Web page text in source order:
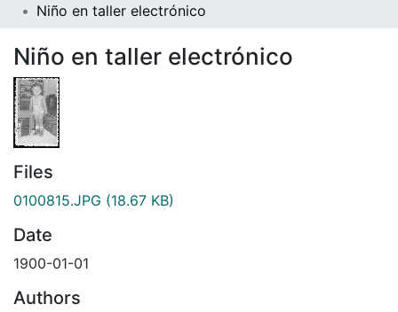
Niño en taller electrónico
Niño en taller electrónico
Files
0100815.JPG (18.67 KB)
Date
1900-01-01
Authors